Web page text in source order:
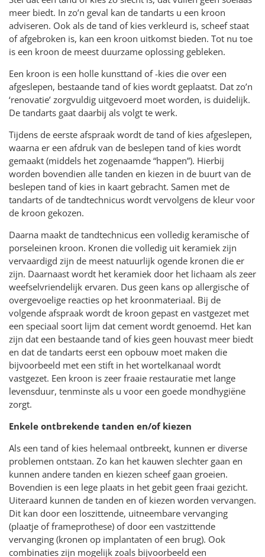
meer biedt. In zo’n geval kan de tandarts u een kroon
adviseren. Ook als de tand of kies verkleurd is, scheef staat
of afgebroken is, kan een kroon uitkomst bieden. Tot nu toe
is een kroon de meest duurzame oplossing gebleken.
Een kroon is een holle kunsttand of -kies die over een
afgeslepen, bestaande tand of kies wordt geplaatst. Dat zo’n
‘renovatie’ zorgvuldig uitgevoerd moet worden, is duidelijk.
De tandarts gaat daarbij als volgt te werk.
Tijdens de eerste afspraak wordt de tand of kies afgeslepen,
waarna er een afdruk van de beslepen tand of kies wordt
gemaakt (middels het zogenaamde “happen”). Hierbij
worden bovendien alle tanden en kiezen in de buurt van de
beslepen tand of kies in kaart gebracht. Samen met de
tandarts of de tandtechnicus wordt vervolgens de kleur voor
de kroon gekozen.
Daarna maakt de tandtechnicus een volledig keramische of
porseleinen kroon. Kronen die volledig uit keramiek zijn
vervaardigd zijn de meest natuurlijk ogende kronen die er
zijn. Daarnaast wordt het keramiek door het lichaam als zeer
weefselvriendelijk ervaren. Dus geen kans op allergische of
overgevoelige reacties op het kroonmateriaal. Bij de
volgende afspraak wordt de kroon gepast en vastgezet met
een speciaal soort lijm dat cement wordt genoemd. Het kan
zijn dat een bestaande tand of kies geen houvast meer biedt
en dat de tandarts eerst een opbouw moet maken die
bijvoorbeeld met een stift in het wortelkanaal wordt
vastgezet. Een kroon is zeer fraaie restauratie met lange
levensduur, tenminste als u voor een goede mondhygiëne
zorgt.
Enkele ontbrekende tanden en/of kiezen
Als een tand of kies helemaal ontbreekt, kunnen er diverse
problemen ontstaan. Zo kan het kauwen slechter gaan en
kunnen andere tanden en kiezen scheef gaan groeien.
Bovendien is een lege plaats in het gebit geen fraai gezicht.
Uiteraard kunnen de tanden en of kiezen worden vervangen.
Dit kan door een loszittende, uitneembare vervanging
(plaatje of frameprothese) of door een vastzittende
vervanging (kronen op implantaten of een brug). Ook
combinaties zijn mogelijk zoals bijvoorbeeld een